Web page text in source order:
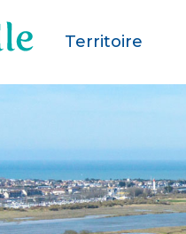
Territoire